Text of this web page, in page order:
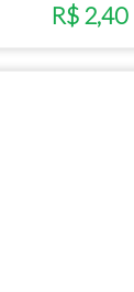
R$ 2,40